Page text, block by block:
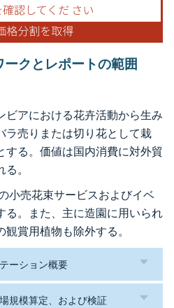
クとレポートの範囲
ビアにおける花卉活動から生み
ラ売りまたは切り花として栽
する。価値は国内消費に対外貿
。
小売花束サービスおよびイベ
る。また、主に造園に用いられ
賞用植物も除外する。
ーション概要
規模算定、および検証